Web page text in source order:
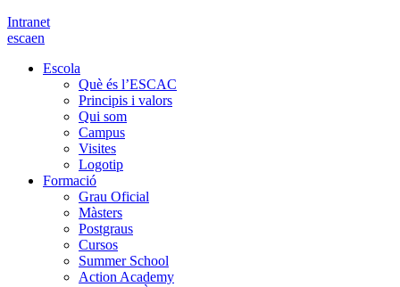
Intranet
escaen
Escola
Què és l’ESCAC
Principis i valors
Qui som
Campus
Visites
Logotip
Formació
Grau Oficial
Màsters
Postgraus
Cursos
Summer School
Action Academy